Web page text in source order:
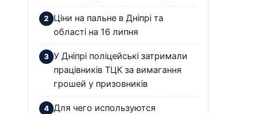
Ціни на пальне в Дніпрі та
області на 16 липня
У Дніпрі поліцейські затримали
працівників ТЦК за вимагання
грошей у призовників
Для чего используются